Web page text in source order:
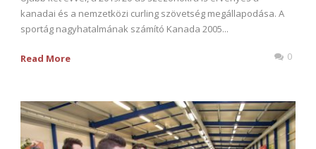
kanadai és a nemzetközi curling szövetség megállapodása. A
sportág nagyhatalmának számító Kanada 2005...
Read More 0